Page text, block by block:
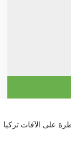
على الآفات تركيا